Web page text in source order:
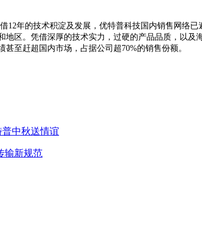
12年的技术积淀及发展，优特普科技国内销售网络已
地区。凭借深厚的技术实力，过硬的产品品质，以及
甚至赶超国内市场，占据公司超70%的销售份额。
普中秋送情谊
输新规范